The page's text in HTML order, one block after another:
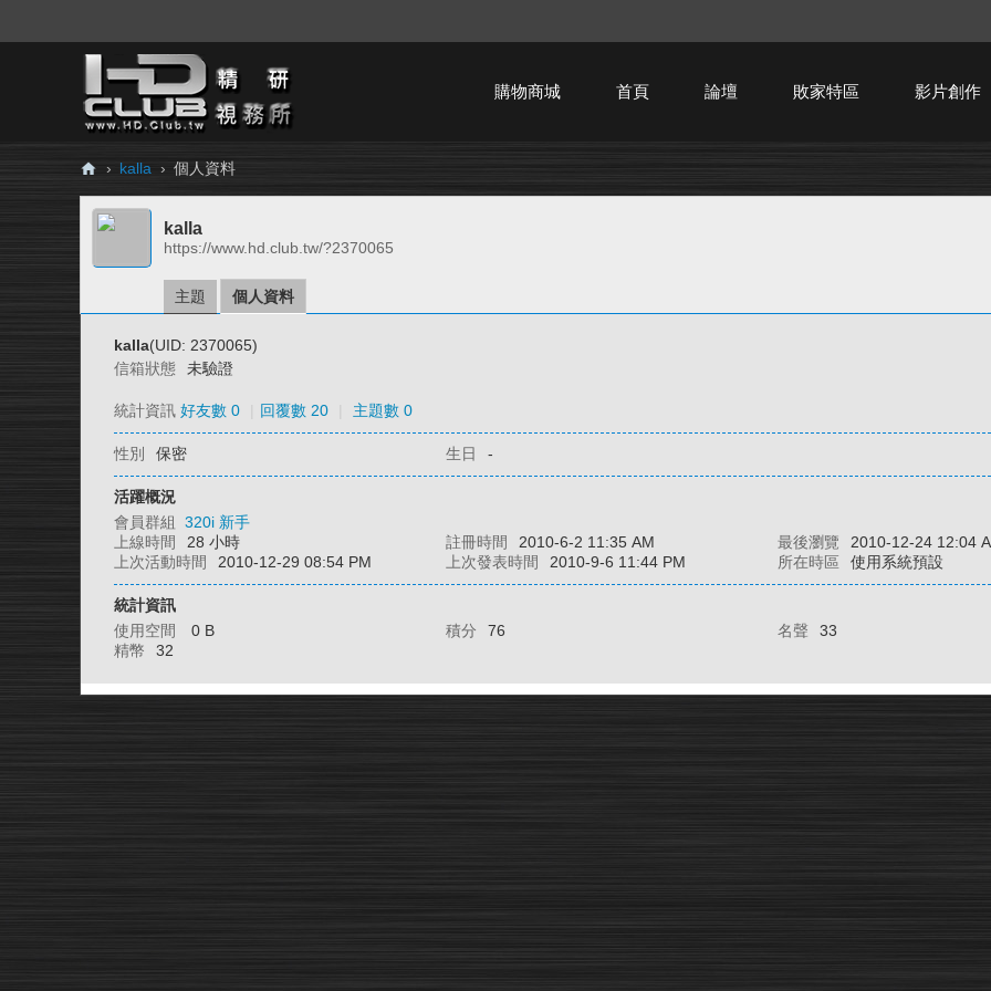
購物商城 首頁 論壇 敗家特區 影片創作
H
Cl
› kalla › 個人資料
kalla
https://www.hd.club.tw/?2370065
主題 個人資料
kalla(UID: 2370065)
信箱狀態
未驗證
統計資訊 好友數 0 回覆數 20 主題數 0
性別 保密 生日 -
活躍概況
會員群組 320i 新手
上線時間
28 小時 註冊時間 2010-6-2 11:35 AM 最後瀏覽
2010-12-24 12:04
上次活動時間
2010-12-29 08:54 PM 上次發表時間 2010-9-6 11:44 PM 所在時區 使用系統預設
統計資訊
使用空間
0 B 積分 76 名聲
33
精幣
32